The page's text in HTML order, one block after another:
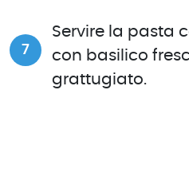
Servire la pasta
con basilico
grattugiato.